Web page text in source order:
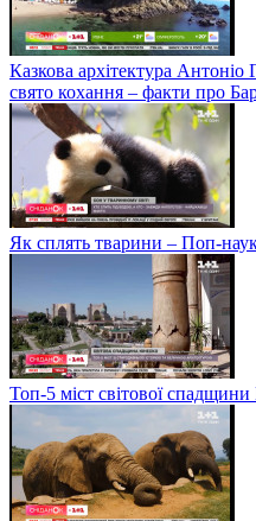
Казкова архітектура Антоніо
свято кохання – факти про
Як сплять тварини – Поп-
Топ-5 міст світової